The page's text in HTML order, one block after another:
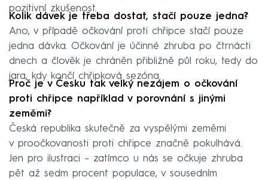
pozitivní zkušenost.
Kolik dávek je třeba dostat, stačí pouze jedna?
Ano, v případě očkování proti chřipce stačí pouze
jedna dávka. Očkování je účinné zhruba po čtrnácti
dnech a člověk je chráněn přibližně půl roku, tedy do
jara, kdy končí chřipková sezóna.
Proč je v Česku tak velký nezájem o očkování
proti chřipce například v porovnání s jinými
zeměmi?
Česká republika skutečně za vyspělými zeměmi
v proočkovanosti proti chřipce značně pokulhává.
Jen pro ilustraci – zatímco u nás se očkuje zhruba
pět až sedm procent populace, v sousedním